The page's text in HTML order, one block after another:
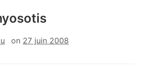
on 27 juin 2008